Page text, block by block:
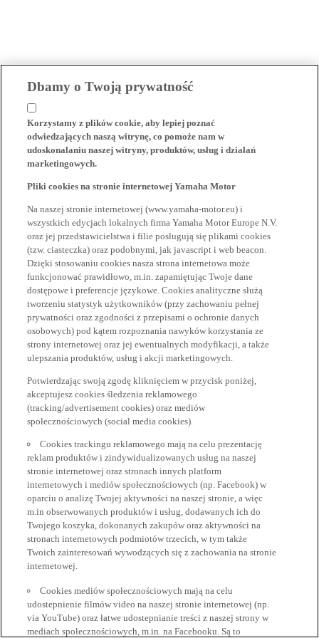
Dbamy o Twoją prywatność
Korzystamy z plików cookie, aby lepiej poznać
odwiedzających naszą witrynę, co pomoże nam w
udoskonalaniu naszej witryny, produktów, usług i działań
marketingowych.
Pliki cookies na stronie internetowej Yamaha Motor
Na naszej stronie internetowej (www.yamaha-motor.eu) i
wszystkich edycjach lokalnych firma Yamaha Motor Europe N.V.
oraz jej przedstawicielstwa i filie posługują się plikami cookies
(tzw. ciasteczka) oraz podobnymi, jak javascript i web beacon.
Dzięki stosowaniu cookies nasza strona internetowa może
funkcjonować prawidłowo, m.in. zapamiętując Twoje dane
dostępowe i preferencje językowe. Cookies analityczne służą
tworzeniu statystyk użytkowników (przy zachowaniu pełnej
prywatności oraz zgodności z przepisami o ochronie danych
osobowych) pod kątem rozpoznania nawyków korzystania ze
strony internetowej oraz jej ewentualnych modyfikacji, a także
ulepszania produktów, usług i akcji marketingowych.
Potwierdzając swoją zgodę kliknięciem w przycisk poniżej,
akceptujesz cookies śledzenia reklamowego
(tracking/advertisement cookies) oraz mediów
społecznościowych (social media cookies).
Cookies trackingu reklamowego mają na celu prezentację
reklam produktów i zindywidualizowanych usług na naszej
stronie internetowej oraz stronach innych platform
internetowych i mediów społecznościowych (np. Facebook) w
oparciu o analizę Twojej aktywności na naszej stronie, a więc
m.in obserwowanych produktów i usług, dodawanych ich do
Twojego koszyka, dokonanych zakupów oraz aktywności na
stronach internetowych podmiotów trzecich, w tym także
Twoich zainteresowań wywodzących się z zachowania na stronie
internetowej.
Cookies mediów społecznościowych mają na celu
udostepnienie filmów video na naszej stronie internetowej (np.
via YouTube) oraz łatwe udostepnianie treści z naszej strony w
mediach społecznościowych, m.in. na Facebooku. Są to